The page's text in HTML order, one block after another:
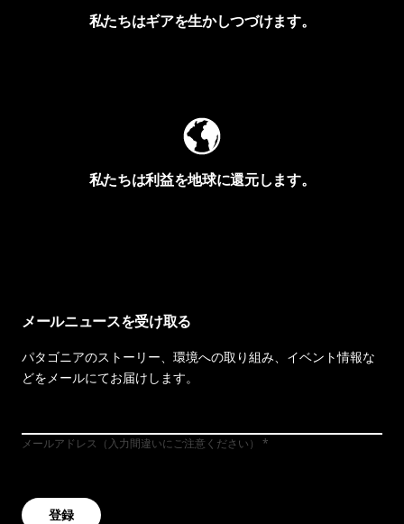
私たちはギアを生かしつづけます。
私たちは利益を地球に還元します。
メールニュースを受け取る
パタゴニアのストーリー、環境への取り組み、イベント情報な
どをメールにてお届けします。
メールアドレス（入力間違いにご注意ください）
登録